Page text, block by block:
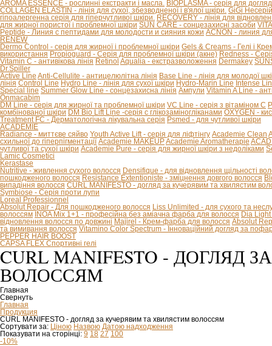
AROMA ESSENCE - рослинні екстракти і масла. BIOPLASMA - серія для
COLLAGEN ELASTIN - лінія для сухої, збезводненої і в'ялої шкіри. GiGi
гіпоалергенна серія для гіперчутливої ​​шкіри. RECOVERY - лінія для
для жирної пористої і проблемної шкіри SUN CARE - сонцезахисні засоби
Peptide - Линия с пептидами для молодости и сияния кожи ACNON - линия
RENEW
Dermo Control - серія для жирної і проблемної шкіри Gels & Creams - Гелі і
використання Propioguard - Серія для проблемної шкіри (акне) Redness -
Vitamin C - антивікова лінія Retinol Aqualia - екстразволоження Dermakey
Dr.Spiller
Active Line Anti-Cellulite - антицелюлітна лінія Base Line - лінія для молодої
лінія Control Line Hydro Line - лінія для сухої шкіри Hydro-Marin Line Intense
Special line Summer Glow Line - сонцезахисна лінія Ампули Vitamin A Line -
Onmacabim
DM Line - серія для жирної та проблемної шкіри VC Line - серія з вітаміном С
комбінованої шкіри DM Bio Lift Line -cерія с глікозаміногліканами OXYGEN -
Treatment FC - Дерматологічна лікувальна серія Psmed - для чутливої шкіри
ACADEMIE
Radiance - миттєве сяйво Youth Active Lift - серія для ліфтінгу Academie Clean
схильної до гіперпігментації Academie MAKEUPAcademie Aromatherapie
чутливої та сухої шкіри Academie Pure - серія для жирної шкіри з недоліками
Lamic Cosmetici
Kerastase
Nutritive - живлення сухого волосся Densifique - для відновлення щільності
пошкодженого волосся Resistance Extentioniste - зміцнення довгого волосся
випадіння волосся CURL MANIFESTO - догляд за кучерявим та хвилястим
Symbiose - Серія проти лупи
Loreal Professionnel
Absolut Repair - Для пошкодженого волосся Liss Unlimited - для сухого та
волоссям INOA Mix 1+1 - професійна без аміачна фарба для волосся Dia Light
відновлення волосся по довжині Majirel - Крем-фарба для волосся Absolut
та вимивання волосся Vitamino Color Spectrum - Інноваційний догляд за
PEPPER HAIR BOOST
CAPSA FLEX Спортивні гелі
CURL MANIFESTO -
ВОЛОССЯМ
Главная
Свернуть
Главная
Продукция
CURL MANIFESTO - догляд за кучерявим та хвилястим волоссям
Сортувати за: Ціною Назвою Датою надходження
Показувати на сторінці: 9 18 27 100
-10%